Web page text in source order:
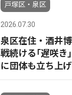
戸塚区・泉区
2026.07.30
泉区在住・酒井
戦続ける｢遅咲
に団体も立ち上げ